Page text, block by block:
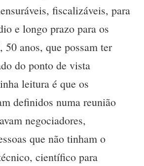
fiscalizáveis, para
e longo prazo para os
anos, que possam ter
do ponto de vista
leitura é que os
definidos numa reunião
negociadores,
que não tinham o
científico para